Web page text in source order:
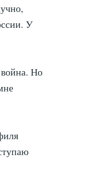
У
Но